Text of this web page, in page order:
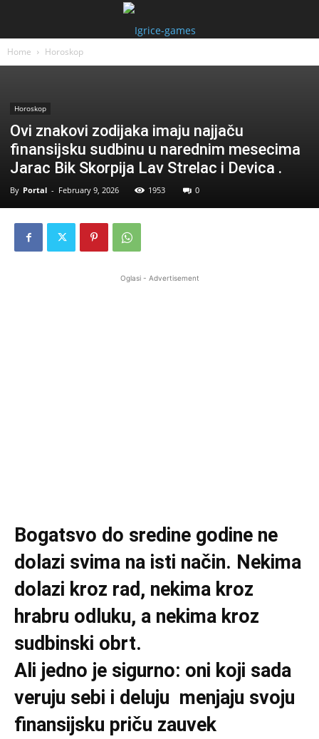
Home Horoskop
Horoskop
Ovi znakovi zodijaka imaju najjaču
finansijsku sudbinu u narednim mesecima
Jarac Bik Skorpija Lav Strelac i Devica .
By Portal - February 9, 2026 1953 0
Oglasi - Advertisement
Bogatsvo do sredine godine ne
dolazi svima na isti način. Nekima
dolazi kroz rad, nekima kroz
hrabru odluku, a nekima kroz
sudbinski obrt.
Ali jedno je sigurno: oni koji sada
veruju sebi i deluju menjaju svoju
finansijsku priču zauvek